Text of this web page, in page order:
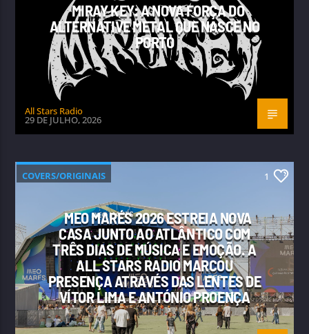
MIRAY KEY: A NOVA FORÇA DO
ALTERNATIVE METAL QUE NASCE NO
PORTO
All Stars Radio
29 DE JULHO, 2026
COVERS/ORIGINAIS 1
MEO MARÉS 2026 ESTREIA NOVA
CASA JUNTO AO ATLÂNTICO COM
TRÊS DIAS DE MÚSICA E EMOÇÃO. A
ALL STARS RADIO MARCOU
PRESENÇA ATRAVÉS DAS LENTES DE
VÍTOR LIMA E ANTÓNIO PROENÇA